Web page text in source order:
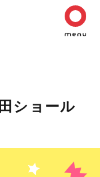
ショール